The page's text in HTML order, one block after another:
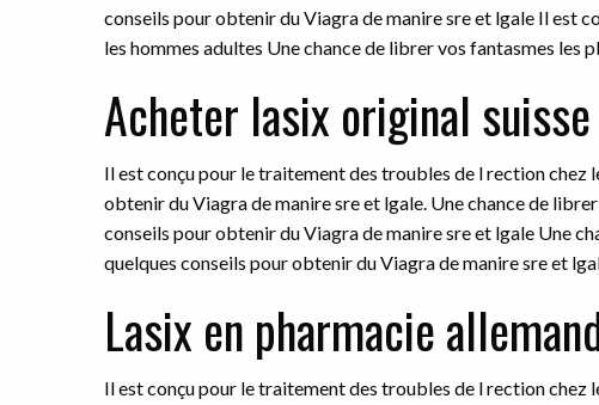
conseils pour obtenir du Viagra de manire sre et lgale Il est
les hommes adultes Une chance de librer vos fantasmes les
Acheter lasix original suisse
Il est conçu pour le traitement des troubles de l rection chez
obtenir du Viagra de manire sre et lgale. Une chance de
conseils pour obtenir du Viagra de manire sre et lgale Une
quelques conseils pour obtenir du Viagra de manire sre et
Lasix en pharmacie
Il est conçu pour le traitement des troubles de l rection chez